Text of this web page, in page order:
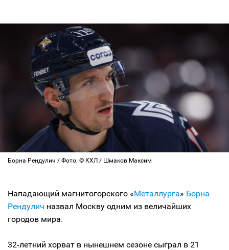
Борна Рендулич / Фото: © КХЛ / Шмаков Максим
Нападающий магнитогорского «Металлурга» Борна
Рендулич назвал Москву одним из величайших
городов мира.
32‑летний хорват в нынешнем сезоне сыграл в 21